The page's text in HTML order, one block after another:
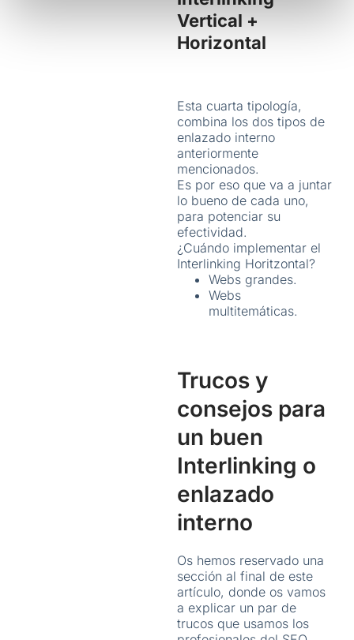
Vertical +
Horizontal
Esta cuarta tipología,
combina los dos tipos de
enlazado interno
anteriormente
mencionados.
Es por eso que va a juntar
lo bueno de cada uno,
para potenciar su
efectividad.
¿Cuándo implementar el
Interlinking Horitzontal?
Webs grandes.
Webs
multitemáticas.
Trucos y
consejos para
un buen
Interlinking o
enlazado
interno
Os hemos reservado una
sección al final de este
artículo, donde os vamos
a explicar un par de
trucos que usamos los